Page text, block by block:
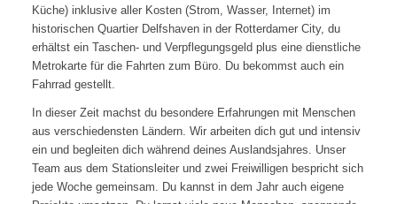
Küche) inklusive aller Kosten (Strom, Wasser, Internet) im
historischen Quartier Delfshaven in der Rotterdamer City, du
erhältst ein Taschen- und Verpflegungsgeld plus eine dienstliche
Metrokarte für die Fahrten zum Büro. Du bekommst auch ein
Fahrrad gestellt.
In dieser Zeit machst du besondere Erfahrungen mit Menschen
aus verschiedensten Ländern. Wir arbeiten dich gut und intensiv
ein und begleiten dich während deines Auslandsjahres. Unser
Team aus dem Stationsleiter und zwei Freiwilligen bespricht sich
jede Woche gemeinsam. Du kannst in dem Jahr auch eigene